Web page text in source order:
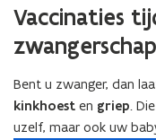
n
n
i
e
w
B
e
d
-
Z
B
e
d
-
Z
k
l
i
s
t
z
w
k
l
s
z
w
Vaccinaties
zwangerschap
Bent u zwanger, dan
kinkhoest en griep.
uzelf, maar ook uw